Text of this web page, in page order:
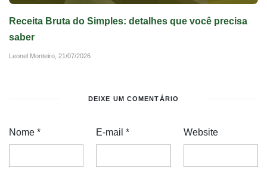
Receita Bruta do Simples: detalhes que você precisa
saber
Leonel Monteiro, 21/07/2026
DEIXE UM COMENTÁRIO
Nome * E-mail* Website